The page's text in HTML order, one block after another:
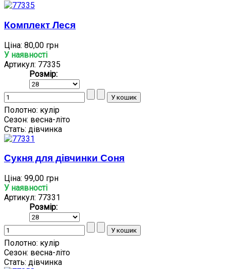
Комплект Леся
Ціна: 80,00 грн
У наявності
Артикул: 77335
Розмір:
Полотно: кулір
Сезон: весна-літо
Стать: дівчинка
Сукня для дівчинки Соня
Ціна: 99,00 грн
У наявності
Артикул: 77331
Розмір:
Полотно: кулір
Сезон: весна-літо
Стать: дівчинка